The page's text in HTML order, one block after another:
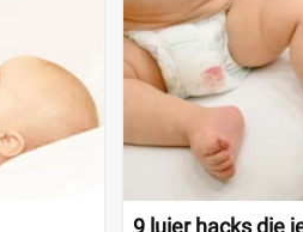
9 luier hacks die